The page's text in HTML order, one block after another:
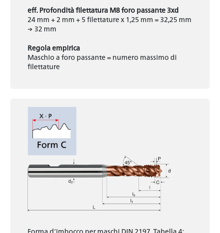
eff. Profondità filettatura M8 foro passante 3xd
24 mm + 2 mm + 5 filettature x 1,25 mm = 32,25 mm
→ 32 mm
Regola empirica
Maschio a foro passante = numero massimo di
filettature
Forma d‘imbocco per maschi DIN 2197, Tabella 4: